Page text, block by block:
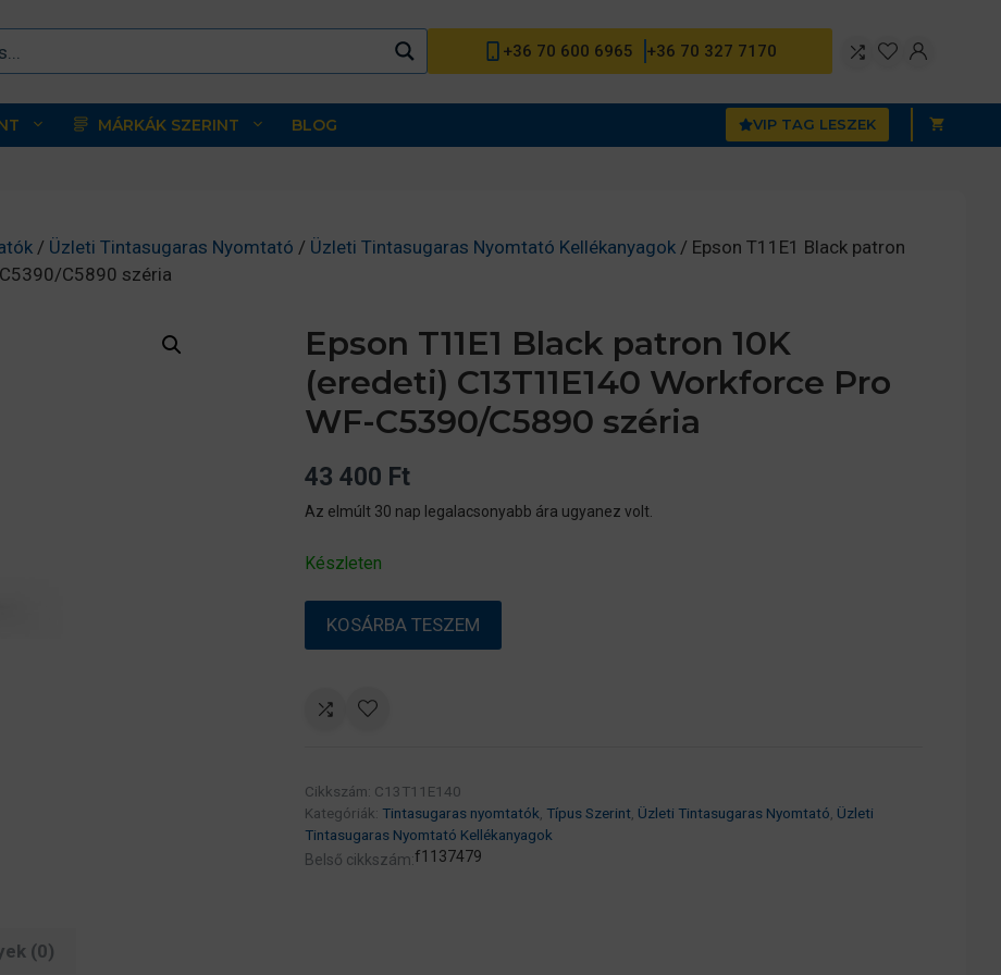
+36 70 600 6965 +36 70 327 7170
MÁRKÁK SZERINT BLOG VIP TAG LESZEK
/ Üzleti Tintasugaras Nyomtató / Üzleti Tintasugaras Nyomtató Kellékanyagok / Epson T11E1 Black patron
C5890 széria
Epson T11E1 Black patron 10K
(eredeti) C13T11E140 Workforce Pro
WF-C5390/C5890 széria
43 400 Ft
Az elmúlt 30 nap legalacsonyabb ára ugyanez volt.
Készleten
Epson
10K
Workforce
Pro
WF-
KOSÁRBA TESZEM
Cikkszám: C13T11E140
Kategóriák: Tintasugaras nyomtatók, Típus Szerint, Üzleti Tintasugaras Nyomtató, Üzleti
Tintasugaras Nyomtató Kellékanyagok
Belső cikkszám:f1137479
(0)